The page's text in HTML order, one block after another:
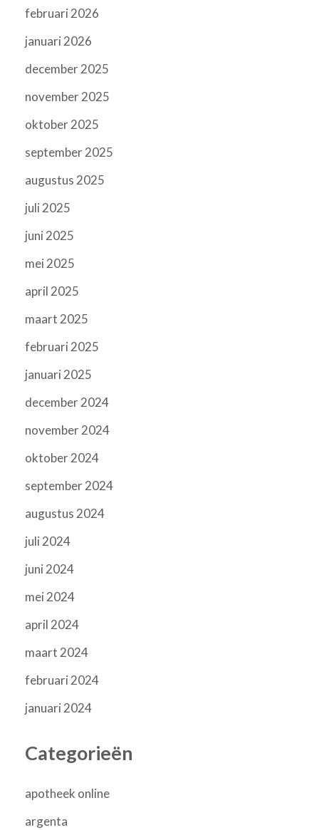
februari 2026
januari 2026
december 2025
november 2025
oktober 2025
september 2025
augustus 2025
juli 2025
juni 2025
mei 2025
april 2025
maart 2025
februari 2025
januari 2025
december 2024
november 2024
oktober 2024
september 2024
augustus 2024
juli 2024
juni 2024
mei 2024
april 2024
maart 2024
februari 2024
januari 2024
Categorieën
apotheek online
argenta